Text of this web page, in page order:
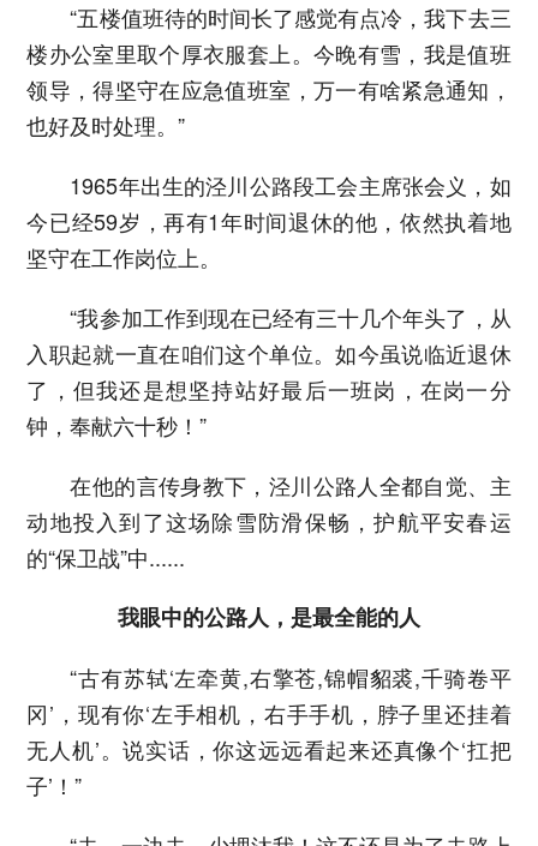
“五楼值班待的时间长了感觉有点冷，我下去三
楼办公室里取个厚衣服套上。今晚有雪，我是值班
领导，得坚守在应急值班室，万一有啥紧急通知，
也好及时处理。”
1965年出生的泾川公路段工会主席张会义，如
今已经59岁，再有1年时间退休的他，依然执着地
坚守在工作岗位上。
“我参加工作到现在已经有三十几个年头了，从
入职起就一直在咱们这个单位。如今虽说临近退休
了，但我还是想坚持站好最后一班岗，在岗一分
钟，奉献六十秒！”
在他的言传身教下，泾川公路人全都自觉、主
动地投入到了这场除雪防滑保畅，护航平安春运
的“保卫战”中......
我眼中的公路人，是最全能的人
“古有苏轼‘左牵黄,右擎苍,锦帽貂裘,千骑卷平
冈’，现有你‘左手相机，右手手机，脖子里还挂着
无人机’。说实话，你这远远看起来还真像个‘扛把
子’！”